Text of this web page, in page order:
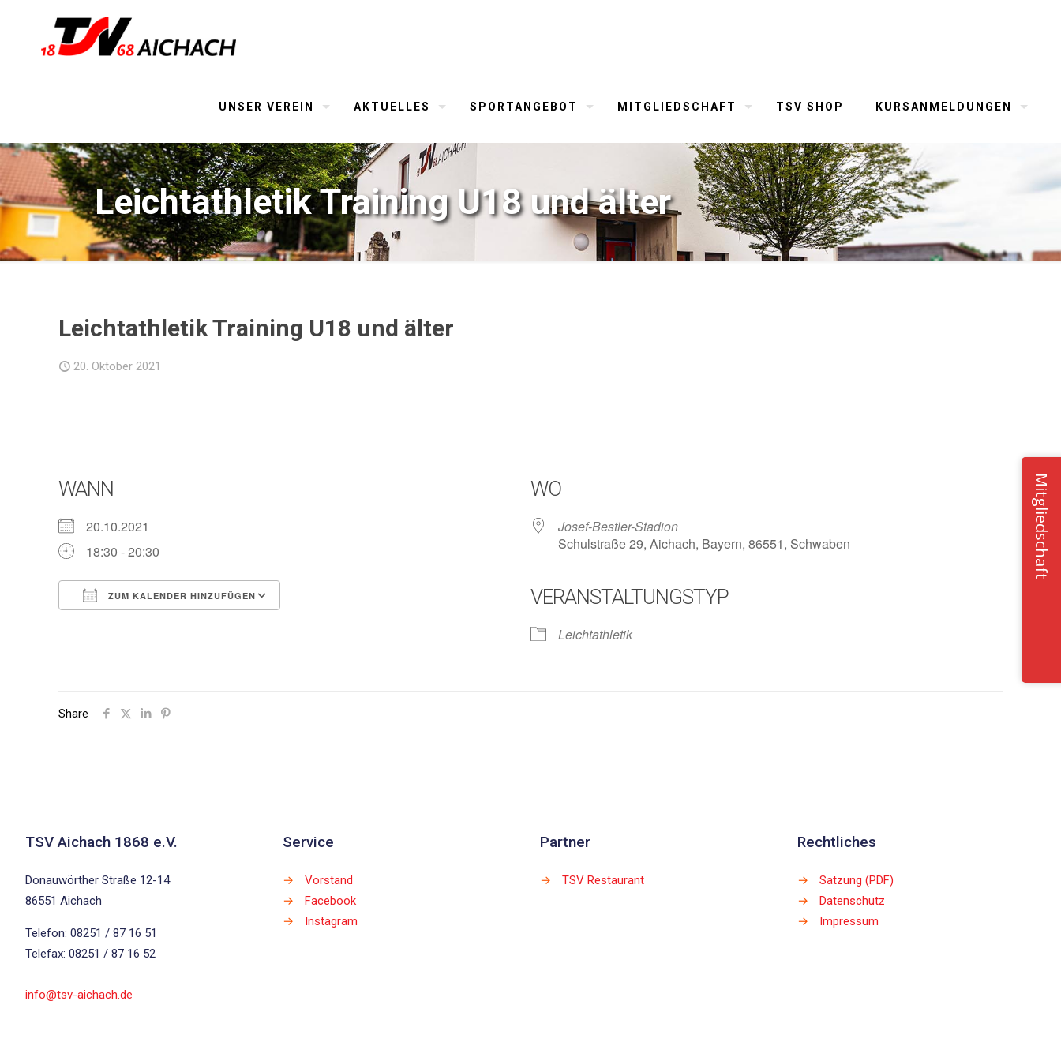
UNSER VEREIN AKTUELLES SPORTANGEBOT MITGLIEDSCHAFT TSV SHOP KURSANMELDUNGEN
Leichtathletik Training U18 und älter
Leichtathletik Training U18 und älter
20. Oktober 2021
WANN
20.10.2021
18:30 - 20:30
ZUM KALENDER HINZUFÜGEN
iCalendar
WO
Josef-Bestler-Stadion
Schulstraße 29, Aichach, Bayern, 86551, Schwaben
VERANSTALTUNGSTYP
Leichtathletik
Share
TSV Aichach 1868 e.V.
Donauwörther Straße 12-14
86551 Aichach
Telefon: 08251 / 87 16 51
Telefax: 08251 / 87 16 52
info@tsv-aichach.de
Service
→
Vorstand
→
Facebook
→
Instagram
Partner
→ TSV Restaurant
Rechtliches
→
Satzung (PDF)
→
Datenschutz
→
Impressum
Mitgliedschaft